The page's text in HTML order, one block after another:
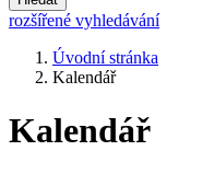
rozšířené vyhledávání
Úvodní stránka
Kalendář
Kalendář